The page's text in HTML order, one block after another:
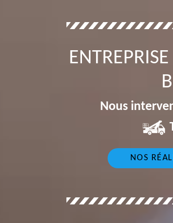
Nous
NOS